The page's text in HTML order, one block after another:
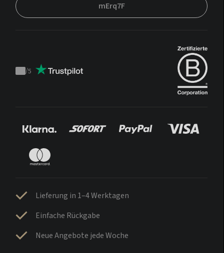
mErq7F
Trustpilot
/5
Lieferung in 1–4 Werktagen
Einfache Rückgabe
Neue Angebote jede Woche